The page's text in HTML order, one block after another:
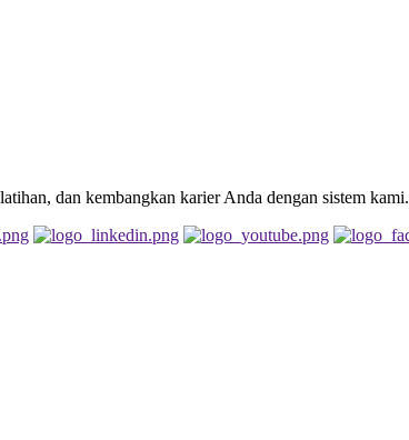
dan kembangkan karier Anda dengan sistem kami.